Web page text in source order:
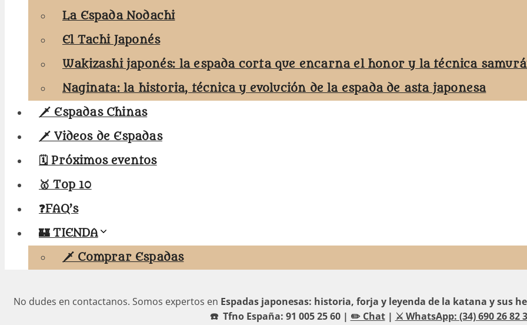
La Espada Nodachi
El Tachi Japonés
Wakizashi japonés: la espada corta que encarna el honor y la técnica
Naginata: la historia, técnica y evolución de la espada de asta japonesa
🗡️ Espadas Chinas
🗡️ Videos de Espadas
🗓️ Próximos eventos
🥇 Top 10
❓FAQ’s
🏰 TIENDA
🗡️ Comprar Espadas
No dudes en contactanos. Somos expertos en Espadas japonesas: historia, forja y leyenda de la katana y sus
☎️ Tfno España: 91 005 25 60 | ✏️ Chat| ⚔️ WhatsApp: (34) 690 26 82